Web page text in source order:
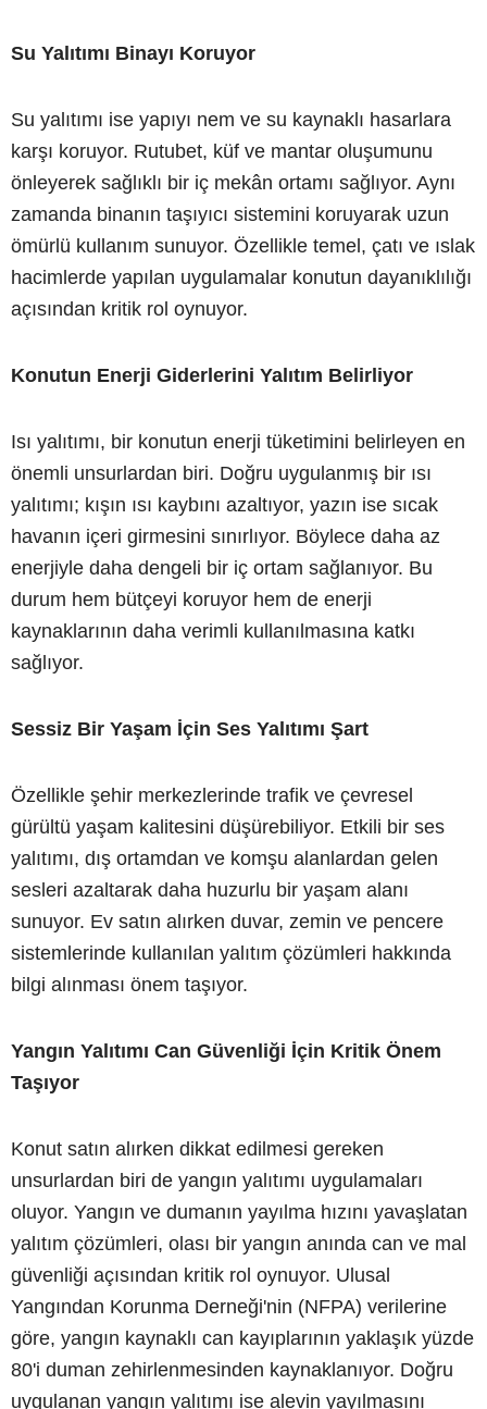
Su Yalıtımı Binayı Koruyor
Su yalıtımı ise yapıyı nem ve su kaynaklı hasarlara
karşı koruyor. Rutubet, küf ve mantar oluşumunu
önleyerek sağlıklı bir iç mekân ortamı sağlıyor. Aynı
zamanda binanın taşıyıcı sistemini koruyarak uzun
ömürlü kullanım sunuyor. Özellikle temel, çatı ve ıslak
hacimlerde yapılan uygulamalar konutun dayanıklılığı
açısından kritik rol oynuyor.
Konutun Enerji Giderlerini Yalıtım Belirliyor
Isı yalıtımı, bir konutun enerji tüketimini belirleyen en
önemli unsurlardan biri. Doğru uygulanmış bir ısı
yalıtımı; kışın ısı kaybını azaltıyor, yazın ise sıcak
havanın içeri girmesini sınırlıyor. Böylece daha az
enerjiyle daha dengeli bir iç ortam sağlanıyor. Bu
durum hem bütçeyi koruyor hem de enerji
kaynaklarının daha verimli kullanılmasına katkı
sağlıyor.
Sessiz Bir Yaşam İçin Ses Yalıtımı Şart
Özellikle şehir merkezlerinde trafik ve çevresel
gürültü yaşam kalitesini düşürebiliyor. Etkili bir ses
yalıtımı, dış ortamdan ve komşu alanlardan gelen
sesleri azaltarak daha huzurlu bir yaşam alanı
sunuyor. Ev satın alırken duvar, zemin ve pencere
sistemlerinde kullanılan yalıtım çözümleri hakkında
bilgi alınması önem taşıyor.
Yangın Yalıtımı Can Güvenliği İçin Kritik Önem
Taşıyor
Konut satın alırken dikkat edilmesi gereken
unsurlardan biri de yangın yalıtımı uygulamaları
oluyor. Yangın ve dumanın yayılma hızını yavaşlatan
yalıtım çözümleri, olası bir yangın anında can ve mal
güvenliği açısından kritik rol oynuyor. Ulusal
Yangından Korunma Derneği'nin (NFPA) verilerine
göre, yangın kaynaklı can kayıplarının yaklaşık yüzde
80'i duman zehirlenmesinden kaynaklanıyor. Doğru
uygulanan yangın yalıtımı ise alevin yayılmasını